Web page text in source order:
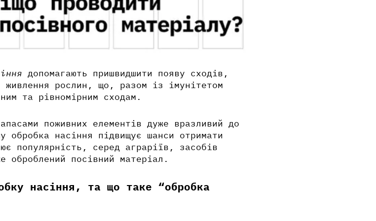
допомагають пришвидшити появу сходів,
живлення рослин, що, разом із імунітетом
та рівномірним сходам.
поживних елементів дуже вразливий до
обробка насіння підвищує шанси отримати
популярність, серед аграріїв, засобів
оброблений посівний матеріал.
насіння, та що таке “обробка